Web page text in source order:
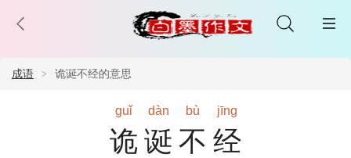
成语 诡诞不经的意思
guǐ dàn bù jīng
诡诞不经